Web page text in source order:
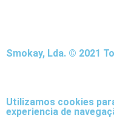
Smokay, Lda. © 2021
Utilizamos cookies
experiencia de